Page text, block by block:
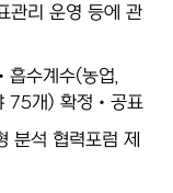
관리 운영 등에 관
수계수(농업,
75개) 확정‧공표
분석 협력포럼 제